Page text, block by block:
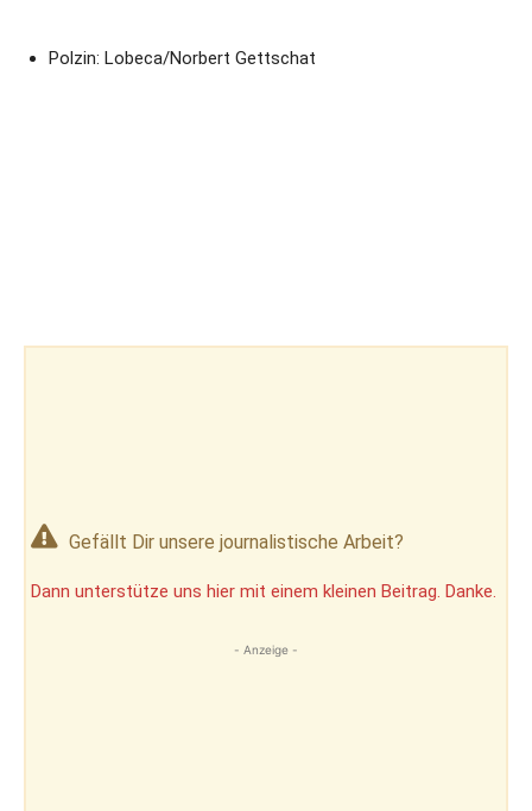
Polzin: Lobeca/Norbert Gettschat
Gefällt Dir unsere journalistische Arbeit?
Dann unterstütze uns hier mit einem kleinen Beitrag. Danke.
- Anzeige -